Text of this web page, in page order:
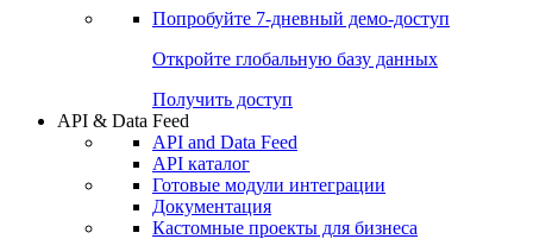
Попробуйте 7-дневный демо-доступ
Откройте глобальную базу данных
Получить доступ
API & Data Feed
API and Data Feed
API каталог
Готовые модули интеграции
Документация
Кастомные проекты для бизнеса